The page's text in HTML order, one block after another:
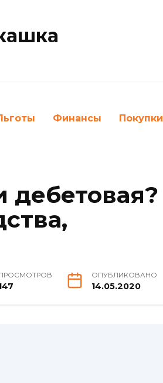
Финансы Покупки
дебетовая?
ОПУБЛИКОВАНО
14.05.2020